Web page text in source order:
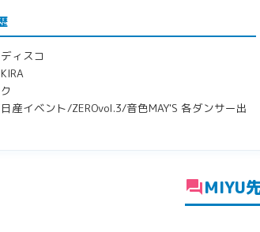
ィスコ
産イベント/ZEROvol.3/音色MAY'S 各ダンサー出
forumMIYU